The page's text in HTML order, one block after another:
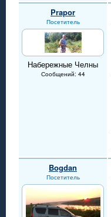
Prapor
Посетитель
Набережные Челны
Сообщений: 44
Bogdan
Посетитель